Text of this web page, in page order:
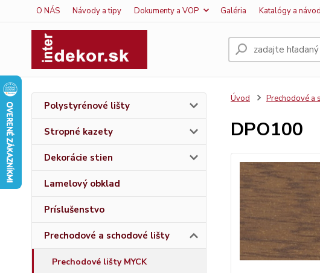
O NÁS Návody a tipy Dokumenty a VOP Galéria Katalógy a
Polystyrénové lišty
Stropné kazety
Dekorácie stien
Lamelový obklad
Príslušenstvo
Prechodové a schodové lišty
Prechodové lišty MYCK
Úvod Prechodové a
DPO100